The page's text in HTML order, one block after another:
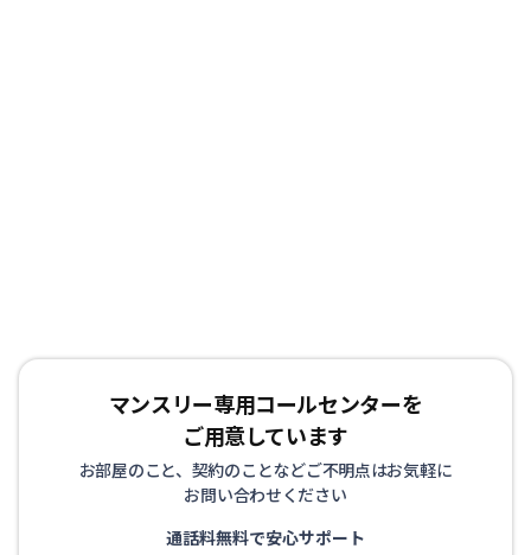
マンスリー専用コールセンターを
ご用意しています
お部屋のこと、契約のことなどご不明点はお気軽に
お問い合わせください
通話料無料で安心サポート